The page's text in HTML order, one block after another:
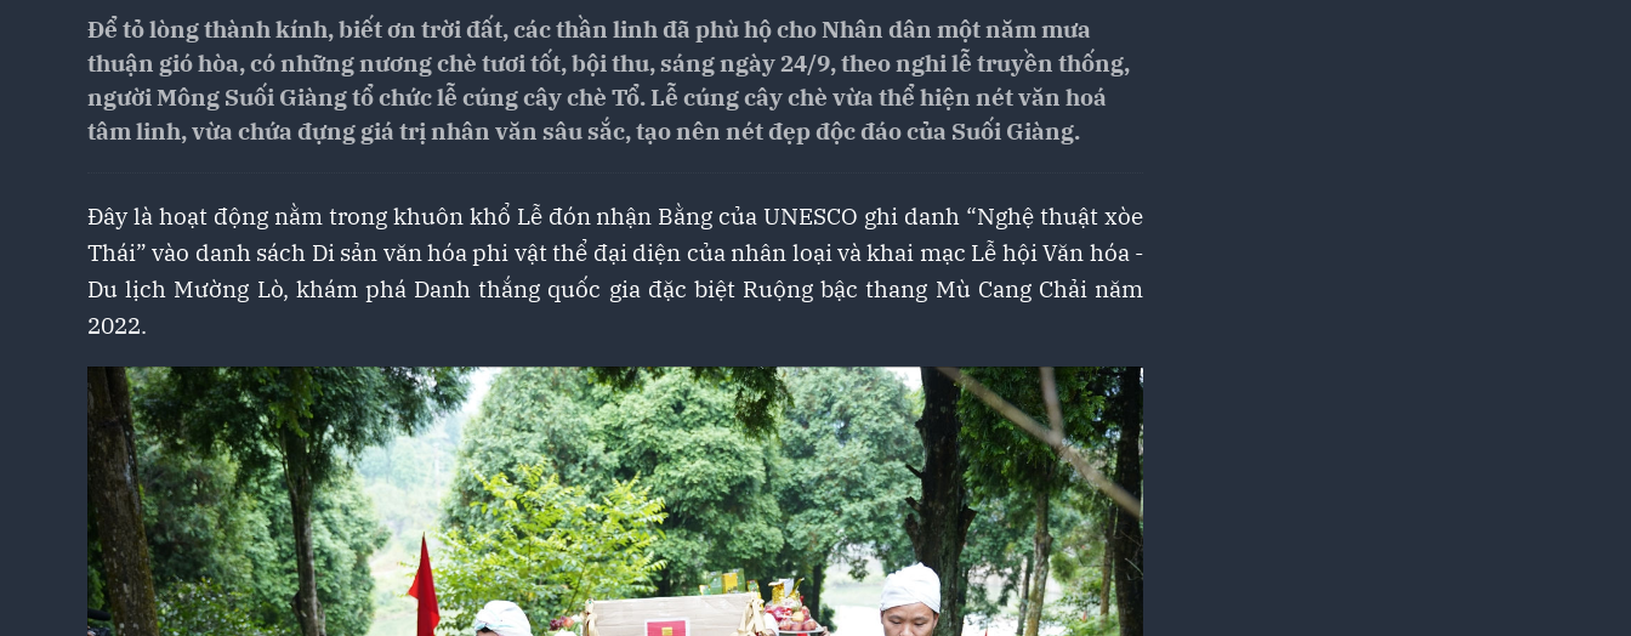
Để tỏ lòng thành kính, biết ơn trời đất, các thần linh đã phù hộ cho Nhân dân một năm mưa
thuận gió hòa, có những nương chè tươi tốt, bội thu, sáng ngày 24/9, theo nghi lễ truyền thống,
người Mông Suối Giàng tổ chức lễ cúng cây chè Tổ. Lễ cúng cây chè vừa thể hiện nét văn hoá
tâm linh, vừa chứa đựng giá trị nhân văn sâu sắc, tạo nên nét đẹp độc đáo của Suối Giàng.
Đây là hoạt động nằm trong khuôn khổ Lễ đón nhận Bằng của UNESCO ghi danh “Nghệ thuật xòe
Thái” vào danh sách Di sản văn hóa phi vật thể đại diện của nhân loại và khai mạc Lễ hội Văn hóa -
Du lịch Mường Lò, khám phá Danh thắng quốc gia đặc biệt Ruộng bậc thang Mù Cang Chải năm
2022.